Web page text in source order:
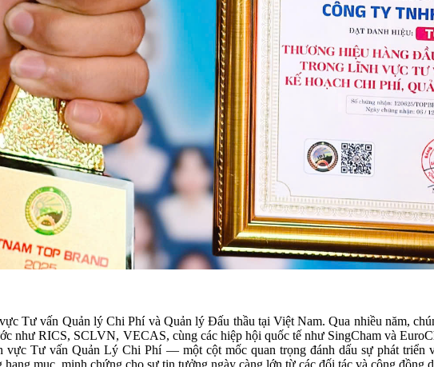
Tư vấn Quản lý Chi Phí và Quản lý Đấu thầu tại Việt Nam. Qua nhiều năm,
như RICS, SCLVN, VECAS, cùng các hiệp hội quốc tế như SingCham và
Tư vấn Quản Lý Chi Phí — một cột mốc quan trọng đánh dấu sự phát triển
mục, minh chứng cho sự tin tưởng ngày càng lớn từ các đối tác và cộng đồng